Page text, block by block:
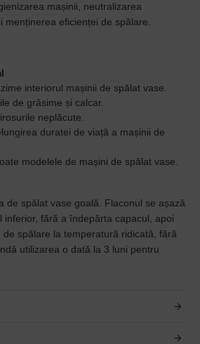
mașinii, neutralizarea
menținerea eficienței de spălare.
interiorul mașinii de spălat vase.
de grăsime și calcar.
neplăcute.
duratei de viață a mașinii de
modelele de mașini de spălat vase.
de spălat vase goală. Flaconul se așază
inferior, fără a îndepărta capacul, apoi
spălare la temperatură ridicată, fără
utilizarea o dată la 3 luni pentru